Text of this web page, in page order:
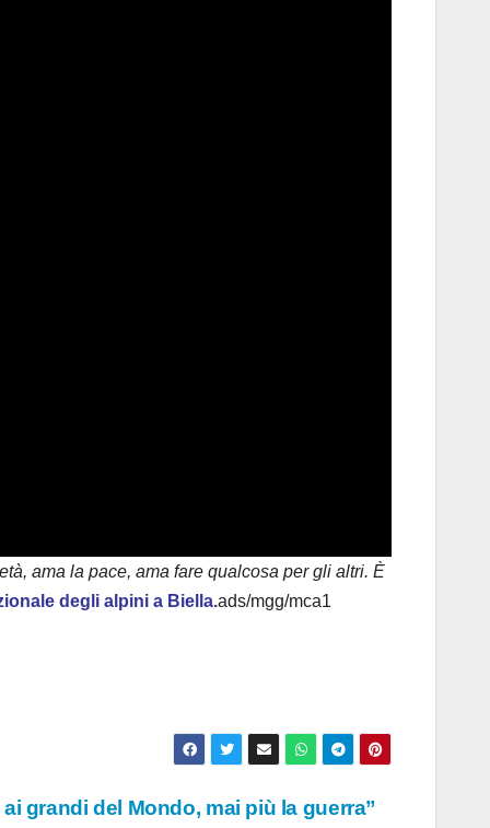
ama la pace, ama fare qualcosa per gli altri. È
degli alpini a Biella.ads/mgg/mca1
grandi del Mondo, mai più la guerra”